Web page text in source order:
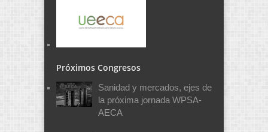
Próximos Congresos
Sanidad y mercados, ejes de
la próxima jornada WPSA-
AECA